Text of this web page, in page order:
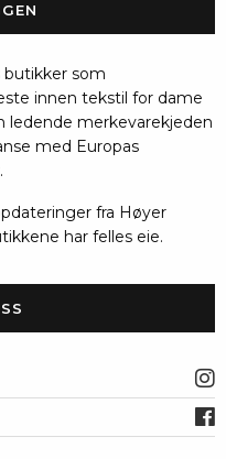
butikker som
innen tekstil for dame
ledende merkevarekjeden
med Europas
fra Høyer
har felles eie.